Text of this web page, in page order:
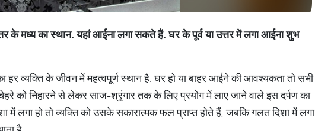
केमध्यकास्थान.यहांआईनालगासकतेहैं.घरकेपूर्वयाउत्तरमेंलगाआईनाशुभ
हर व्यक्ति के जीवन में महत्वपूर्ण स्थान है. घर हो या बाहर आईने की आवश्यकता तो सभी
को निहारने से लेकर साज-श्रृंगार तक के लिए प्रयोग में लाए जाने वाले इस दर्पण का
में लगा हो तो व्यक्ति को उसके सकारात्मक फल प्राप्त होते हैं, जबकि गलत दिशा में लगा